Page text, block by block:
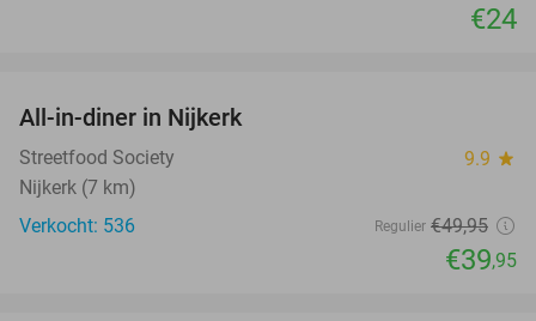
€24
All-in-diner in Nijkerk
Streetfood Society 9.9 star
Nijkerk (7 km)
Verkocht: 536
Regulier €49,95
€39,95